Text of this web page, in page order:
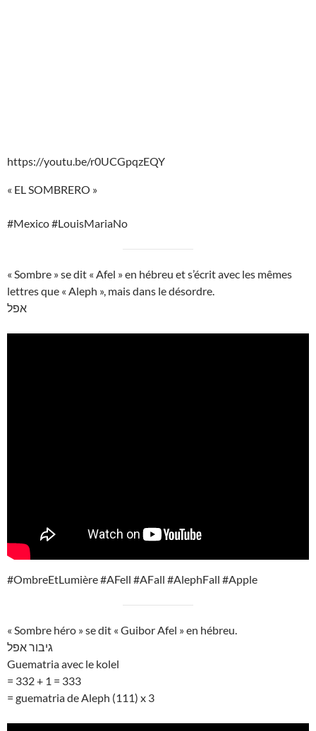
https://youtu.be/r0UCGpqzEQY
« EL SOMBRERO »
#Mexico #LouisMariaNo
« Sombre » se dit « Afel » en hébreu et s’écrit avec les mêmes
lettres que « Aleph », mais dans le désordre.
אפל
#OmbreEtLumière #AFell #AFall #AlephFall #Apple
« Sombre héro » se dit « Guibor Afel » en hébreu.
גיבור אפל
Guematria avec le kolel
= 332 + 1 = 333
= guematria de Aleph (111) x 3